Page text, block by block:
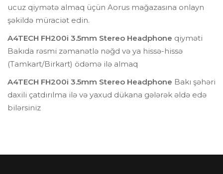
ucuz qiymətə almaq üçün Aorus mağazasına onlayn
şəkildə müraciət edin.
A4TECH FH200i 3.5mm Stereo Headphone qiyməti
Bakıda rəsmi zəmanətlə nəğd və ya hissə-hissə
(Tamkart/Birkart) ödəmə ilə almaq
A4TECH FH200i 3.5mm Stereo Headphone Bakı şəhəri
daxili çatdırılma ilə və yaxud dükana gələrək əldə edə
bilərsiniz